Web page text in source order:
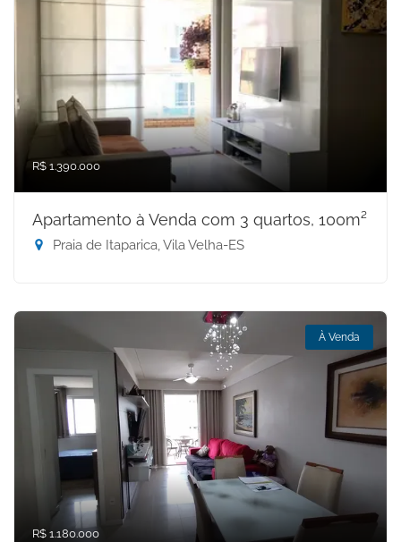
R$ 1.390.000
Apartamento à Venda com 3 quartos, 100m²
Praia de Itaparica, Vila Velha-ES
À Venda
R$ 1.180.000